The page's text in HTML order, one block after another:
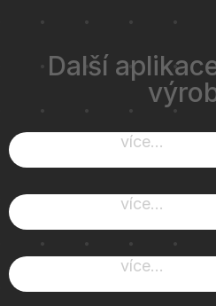
Další
více...
více...
více...